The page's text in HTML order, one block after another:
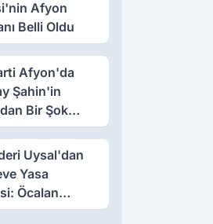
Afyon
Belli Oldu
Afyon'da
Şahin'in
Bir Şok
Uysal'dan
Yasa
Öcalan
Üzerine